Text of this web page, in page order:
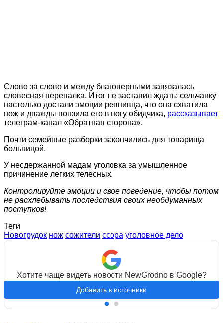
Слово за слово и между благоверными завязалась
словесная перепалка. Итог не заставил ждать: сельчанку
настолько достали эмоции ревнивца, что она схватила
нож и дважды вонзила его в ногу обидчика, рассказывает
телеграм-канал «Обратная сторона».
Почти семейные разборки закончились для товарища
больницой.
У несдержанной мадам уголовка за умышленное
причинение легких телесных.
Контролируйте эмоции и свое поведение, чтобы потом
не расхлебывать последствия своих необдуманных
поступков!
Теги
Новогрудок нож сожители ссора уголовное дело
Хотите чаще видеть новости NewGrodno в Google?
Добавить в источники